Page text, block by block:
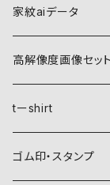
家紋aiデータ
自然紋
稲妻
霞
植物紋
葵
動物紋
高解像度画像セット
自然紋
稲妻
植物紋
tーshirt
ゴム印・スタンプ